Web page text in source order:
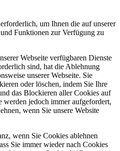
um Ihnen die auf unserer
Funktionen zur Verfügung zu
Webseite verfügbaren Dienste
sind, hat die Ablehnung
unserer Webseite. Sie
oder löschen, indem Sie Ihre
das Blockieren aller Cookies auf
werden jedoch immer aufgefordert,
wenn Sie unsere Website
wenn Sie Cookies ablehnen
Sie immer wieder nach Cookies